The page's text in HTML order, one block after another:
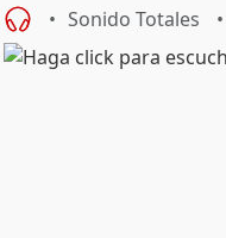
Sonido Totales